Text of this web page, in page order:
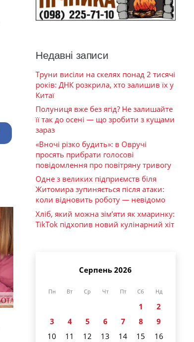
Недавні записи
Труни висіли на скелях понад 2 тисячі
років: ДНК розкрила, хто залишив їх у
Китаї
Полуниця вже без ягід? Не залишайте
її так до осені — що зробити з кущами
зараз
«Вночі різко будить»: в Овручі
просять прибрати голосові
повідомлення про повітряну тривогу
Одне з великих підприємств біля
Житомира зупиняється після атаки:
коли відновить роботу — невідомо
Хліб, який можна зім’яти як хмаринку:
TikTok підхопив новий кулінарний хіт
Серпень 2026
Пн Вт Ср Чт Пт Сб Нд
1
2
3
4 5 6 7 8
9
10
11 12 13 14 15
16